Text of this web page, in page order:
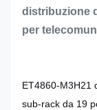
distribuzione
per
ET4860-M3H21
sub-rack da 19